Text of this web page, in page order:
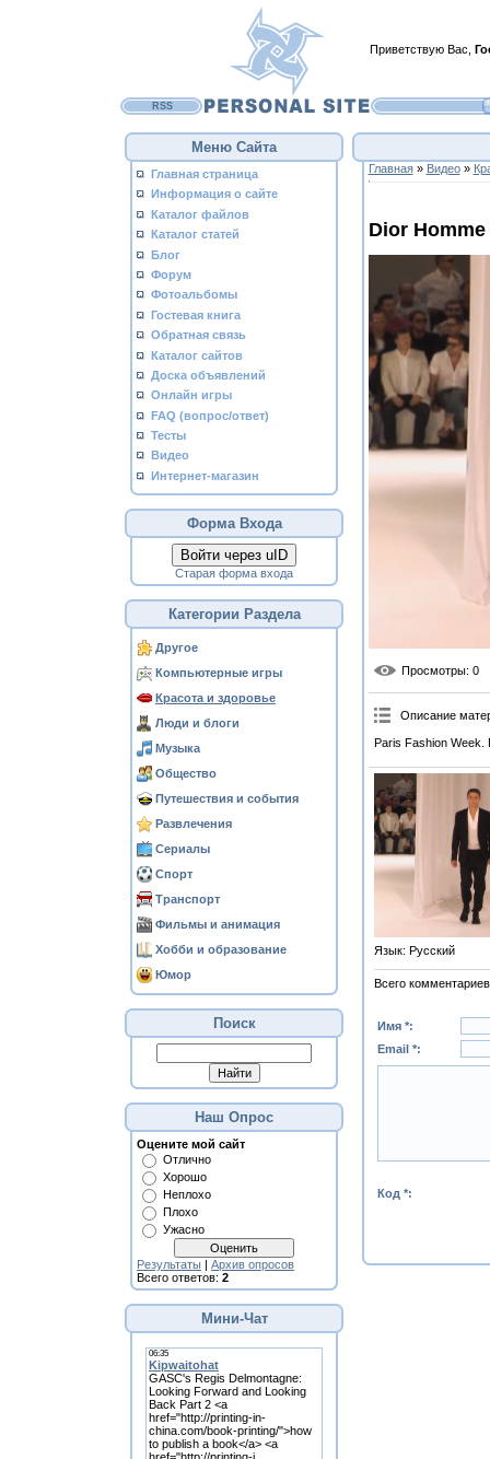
Приветствую Вас
RSS
Меню Сайта
Главная страница
Информация о сайте
Каталог файлов
Каталог статей
Блог
Форум
Фотоальбомы
Гостевая книга
Обратная связь
Каталог сайтов
Доска объявлений
Онлайн игры
FAQ (вопрос/ответ)
Тесты
Видео
Интернет-магазин
Форма Входа
Войти через uID
Старая форма входа
Категории Раздела
Другое
Компьютерные игры
Красота и здоровье
Люди и блоги
Музыка
Общество
Путешествия и события
Развлечения
Сериалы
Спорт
Транспорт
Фильмы и анимация
Хобби и образование
Юмор
Поиск
Наш Опрос
Оцените мой сайт
Отлично
Хорошо
Неплохо
Плохо
Ужасно
Результаты | Архив опросов
Всего ответов: 2
Мини-Чат
Главная» Видео»
Dior Homme
Просмотры: 0
Описание
Paris Fashion Week.
Язык: Русский
Всего комментариев
Имя *:
Email *:
Код *: